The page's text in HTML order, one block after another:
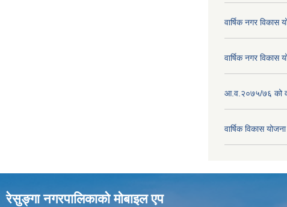
वार्षिक नगर विकास
वार्षिक नगर विकास
आ.व.२०७५/७६ को
वार्षिक विकास
रेसुङ्गा नगरपालिकाकाे माेबाइल एप